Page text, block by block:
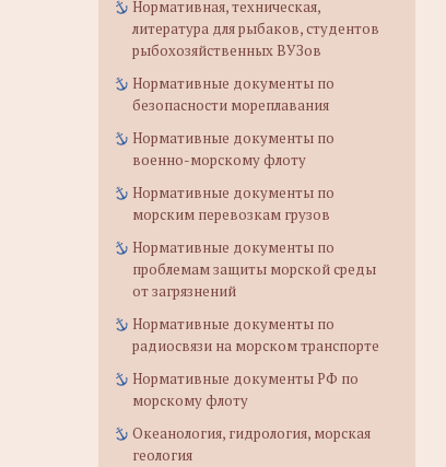
Нормативная, техническая,
литература для рыбаков, студентов
рыбохозяйственных ВУЗов
Нормативные документы по
безопасности мореплавания
Нормативные документы по
военно-морскому флоту
Нормативные документы по
морским перевозкам грузов
Нормативные документы по
проблемам защиты морской среды
от загрязнений
Нормативные документы по
радиосвязи на морском транспорте
Нормативные документы РФ по
морскому флоту
Океанология, гидрология, морская
геология